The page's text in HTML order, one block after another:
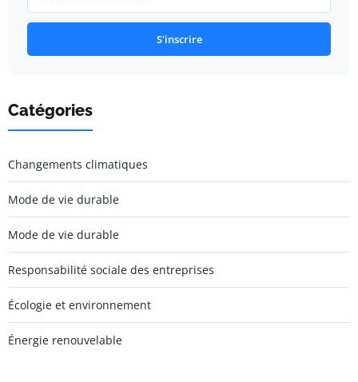
S'inscrire
Catégories
Changements climatiques
Mode de vie durable
Mode de vie durable
Responsabilité sociale des entreprises
Écologie et environnement
Énergie renouvelable